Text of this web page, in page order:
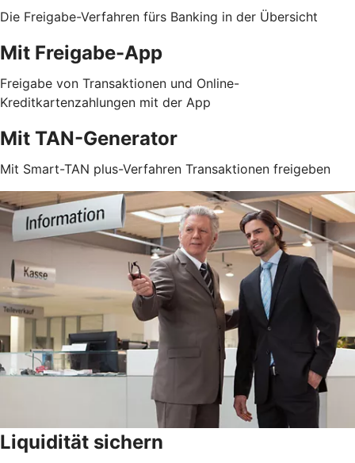
Die Freigabe-Verfahren fürs Banking in der Übersicht
Mit Freigabe-App
Freigabe von Transaktionen und Online-
Kreditkartenzahlungen mit der App
Mit TAN-Generator
Mit Smart-TAN plus-Verfahren Transaktionen freigeben
Liquidität sichern